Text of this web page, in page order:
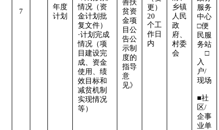
7
年度
计划
情况（资
金计划批
复文件）
·计划完成
情况（项
目建设完
成、资金
使用、绩
效目标和
减贫机制
实现情况
等）
善扶
贫资
金项
目公
告公
示制
度的
指导
意
见》
更）
20
个工
作日
内
乡镇
人民
政
府、
村委
会
服务
中心
□便
民服
务站
□
入
户/
现场
■社
区/
企事
业单